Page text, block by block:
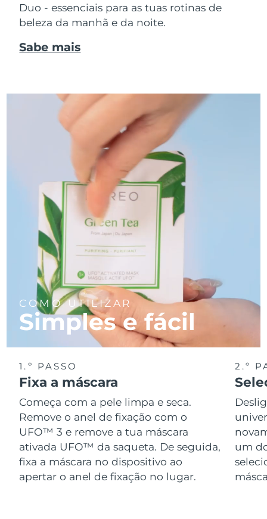
Duo - essenciais para as tuas rotinas de
beleza da manhã e da noite.
Sabe mais
COMO UTILIZAR
Simples e fácil
1.º PASSO
Fixa a máscara
Começa com a pele limpa e seca.
Remove o anel de fixação com o
UFO™ 3 e remove a tua máscara
ativada UFO™ da saqueta. De seguida,
fixa a máscara no dispositivo ao
apertar o anel de fixação no lugar.
2.º
um